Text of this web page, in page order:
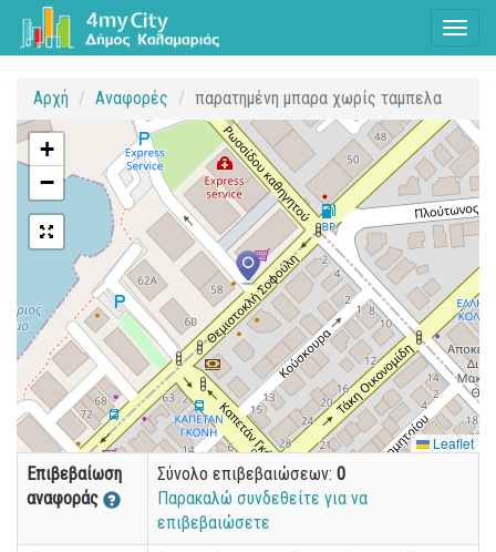
Αρχή Αναφορές παρατημένη μπαρα χωρίς ταμπελα
+
−
Leaflet
Επιβεβαίωση
αναφοράς
Σύνολο επιβεβαιώσεων: 0
Παρακαλώ συνδεθείτε για να
επιβεβαιώσετε